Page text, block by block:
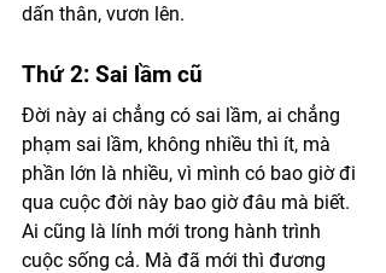
dấn thân, vươn lên.
Thứ 2: Sai lầm cũ
Đời này ai chẳng có sai lầm, ai chẳng
phạm sai lầm, không nhiều thì ít, mà
phần lớn là nhiều, vì mình có bao giờ đi
qua cuộc đời này bao giờ đâu mà biết.
Ai cũng là lính mới trong hành trình
cuộc sống cả. Mà đã mới thì đương